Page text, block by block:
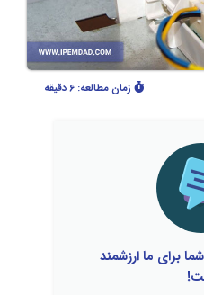
زمان مطالعه: 6 دقیقه
برای ما ارزشمند